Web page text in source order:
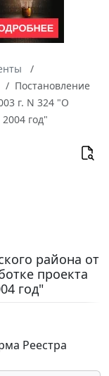
Постановление
г. N 324 "О
год"
района от
проекта
год"
Реестра